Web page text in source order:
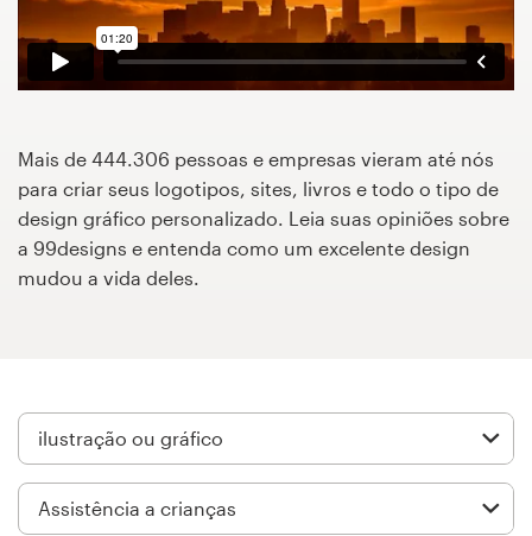
Mais de 444.306 pessoas e empresas vieram até nós
para criar seus logotipos, sites, livros e todo o tipo de
design gráfico personalizado. Leia suas opiniões sobre
a 99designs e entenda como um excelente design
mudou a vida deles.
Veja inspirações
99designs Pro
Quero
Cartão de visita
Design de site